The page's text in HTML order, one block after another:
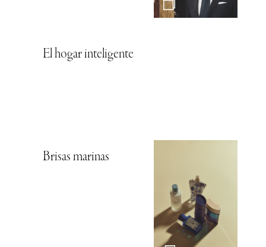
El hogar inteligente
Brisas marinas